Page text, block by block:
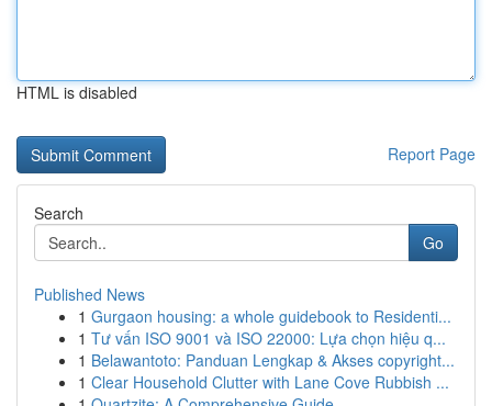
HTML is disabled
Report Page
Search
Go
Published News
1 Gurgaon housing: a whole guidebook to Residenti...
1 Tư vấn ISO 9001 và ISO 22000: Lựa chọn hiệu q...
1 Belawantoto: Panduan Lengkap & Akses copyright...
1 Clear Household Clutter with Lane Cove Rubbish ...